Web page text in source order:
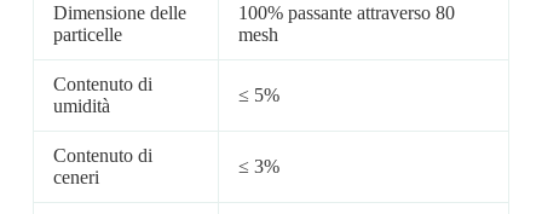
Dimensione delle
particelle
100% passante attraverso 80
mesh
Contenuto di
umidità
≤ 5%
Contenuto di
ceneri
≤ 3%